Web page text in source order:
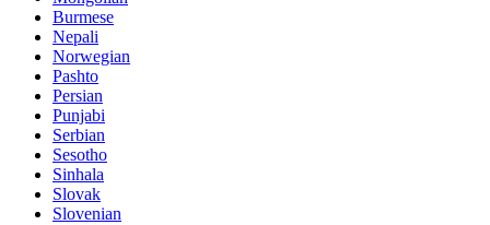
Burmese
Nepali
Norwegian
Pashto
Persian
Punjabi
Serbian
Sesotho
Sinhala
Slovak
Slovenian